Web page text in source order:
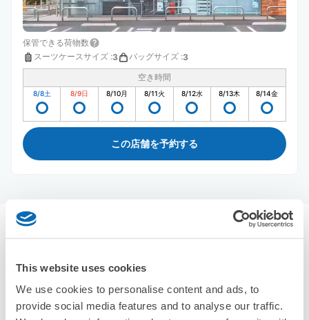
This website uses cookies
We use cookies to personalise content and ads, to
provide social media features and to analyse our traffic.
保管できる荷物数
スーツケースサイズ :3 バッグサイズ :3
空き時間
8/8土 8/9日 8/10月 8/11火 8/12水 8/13木 8/14金
この店舗を予約する
和歌山城周辺のおすすめコインロッカー
エクボクロークを使って荷物を預けよう